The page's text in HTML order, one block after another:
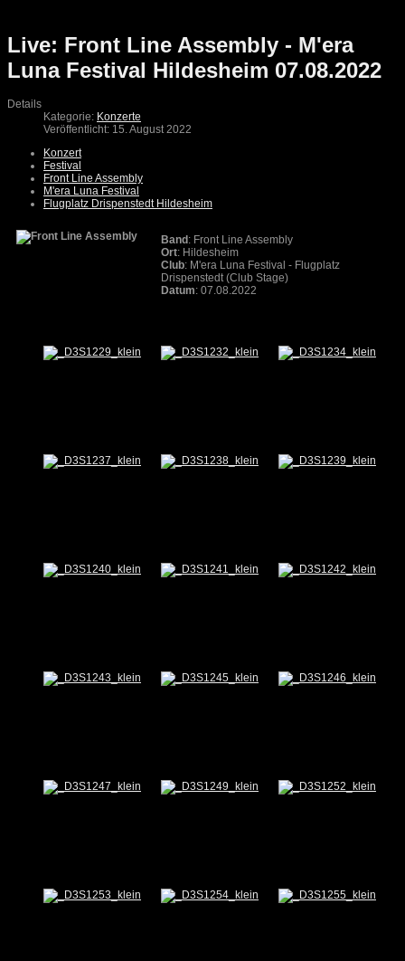
Live: Front Line Assembly - M'era
Luna Festival Hildesheim 07.08.2022
Details
Kategorie: Konzerte
Veröffentlicht: 15. August 2022
Konzert
Festival
Front Line Assembly
M'era Luna Festival
Flugplatz Drispenstedt Hildesheim
Band : Front Line Assembly
Ort: Hildesheim
Club: M'era Luna Festival - Flugplatz
Drispenstedt (Club Stage)
Datum: 07.08.2022